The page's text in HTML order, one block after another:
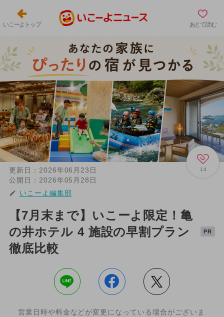
いこーよトップ あとで読む
14
更新日： 2026年06月23日
公開日： 2026年05月28日
いこーよ編集部
【7月末まで】いこーよ限定！亀
の井ホテル 4 施設の早割プラン
徹底比較
PR
営業日時や料金などが変更になっている場合がございま